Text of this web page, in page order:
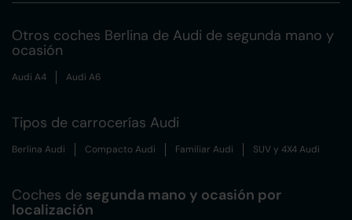
Otros coches Berlina de Audi de segunda mano y
ocasión
Audi A4 Audi A6
Tipos de carrocerías Audi
Berlina Audi Compacto Audi Familiar Audi SUV y 4X4 Audi
Coches de segunda mano y ocasión por
localización